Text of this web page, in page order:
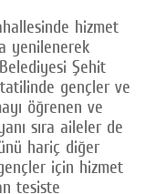
hizmet
yenilenerek
Şehit
gençler ve
öğrenen ve
sıra aileler de
hariç diğer
için hizmet
tesiste